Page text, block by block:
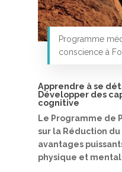
Programme
conscience à
Apprendre à se
Développer des
cognitive
Le Programme de
sur la Réduction du
avantages
physique et